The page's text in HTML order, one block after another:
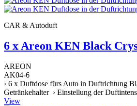
CAR & Autoduft
6 x Areon KEN Black
AREON
AK04-6
› 6 x Duftdose fürs Auto in Duftrichtung
Getränkehalter › Einstellung der
View